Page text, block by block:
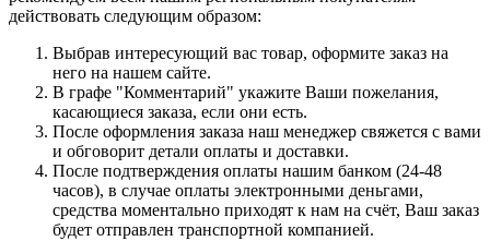
действовать следующим образом:
Выбрав интересующий вас товар, оформите заказ на
него на нашем сайте.
В графе "Комментарий" укажите Ваши пожелания,
касающиеся заказа, если они есть.
После оформления заказа наш менеджер свяжется с вами
и обговорит детали оплаты и доставки.
После подтверждения оплаты нашим банком (24-48
часов), в случае оплаты электронными деньгами,
средства моментально приходят к нам на счёт, Ваш заказ
будет отправлен транспортной компанией.